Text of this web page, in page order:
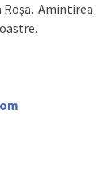
Roșa. Amintirea